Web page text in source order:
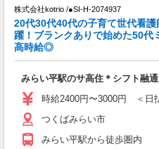
株式会社kotrio /●SI-H-2074937
20代30代40代の子育て世代看護
躍！ブランクありで始めた50代
高時給◎
みらい平駅のサ高住＊シフト融
時給2400円〜3000円 ＜日
つくばみらい市
みらい平駅から徒歩圏内